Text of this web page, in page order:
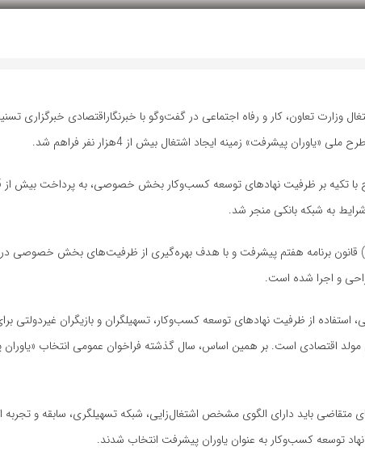
پیشرفت» زمینه ایجاد اشتغال بیش از 4هزار نفر فراهم شد.
بیگی اظهار کرد: این طرح در چارچوب جزء (2) بند (الف) ماده (6) قانون برنامه هفتم پیشرفت و با هدف بهره‌گیری از ظرفیت‌های
و اجرا شده است.
استفاده از ظرفیت نهادهای توسعه کسب‌وکار، تسهیلگران و بازیگران غیردولتی
اقتصادی است. بر همین اساس، سال گذشته فراخوان عمومی انتخاب
باید دارای الگوی مشخص اشتغال‌زایی، شبکه تسهیلگری، سابقه و تجربه